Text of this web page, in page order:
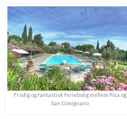
Frodig og fantastisk feriebolig mellem Pisa og
San Gimignano